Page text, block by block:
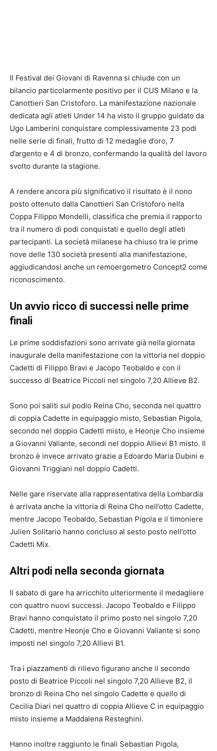
Il Festival dei Giovani di Ravenna si chiude con un
bilancio particolarmente positivo per il CUS Milano e la
Canottieri San Cristoforo. La manifestazione nazionale
dedicata agli atleti Under 14 ha visto il gruppo guidato da
Ugo Lamberini conquistare complessivamente 23 podi
nelle serie di finali, frutto di 12 medaglie d’oro, 7
d’argento e 4 di bronzo, confermando la qualità del lavoro
svolto durante la stagione.
A rendere ancora più significativo il risultato è il nono
posto ottenuto dalla Canottieri San Cristoforo nella
Coppa Filippo Mondelli, classifica che premia il rapporto
tra il numero di podi conquistati e quello degli atleti
partecipanti. La società milanese ha chiuso tra le prime
nove delle 130 società presenti alla manifestazione,
aggiudicandosi anche un remoergometro Concept2 come
riconoscimento.
Un avvio ricco di successi nelle prime
finali
Le prime soddisfazioni sono arrivate già nella giornata
inaugurale della manifestazione con la vittoria nel doppio
Cadetti di Filippo Bravi e Jacopo Teobaldo e con il
successo di Beatrice Piccoli nel singolo 7,20 Allieve B2.
Sono poi saliti sul podio Reina Cho, seconda nel quattro
di coppia Cadette in equipaggio misto, Sebastian Pigola,
secondo nel doppio Cadetti misto, e Heonje Cho insieme
a Giovanni Valiante, secondi nel doppio Allievi B1 misto. Il
bronzo è invece arrivato grazie a Edoardo Maria Dubini e
Giovanni Triggiani nel doppio Cadetti.
Nelle gare riservate alla rappresentativa della Lombardia
è arrivata anche la vittoria di Reina Cho nell’otto Cadette,
mentre Jacopo Teobaldo, Sebastian Pigola e il timoniere
Julien Solitario hanno concluso al sesto posto nell’otto
Cadetti Mix.
Altri podi nella seconda giornata
Il sabato di gare ha arricchito ulteriormente il medagliere
con quattro nuovi successi. Jacopo Teobaldo e Filippo
Bravi hanno conquistato il primo posto nel singolo 7,20
Cadetti, mentre Heonje Cho e Giovanni Valiante si sono
imposti nel singolo 7,20 Allievi B1.
Tra i piazzamenti di rilievo figurano anche il secondo
posto di Beatrice Piccoli nel singolo 7,20 Allieve B2, il
bronzo di Reina Cho nel singolo Cadette e quello di
Cecilia Diari nel quattro di coppia Allieve C in equipaggio
misto insieme a Maddalena Resteghini.
Hanno inoltre raggiunto le finali Sebastian Pigola,